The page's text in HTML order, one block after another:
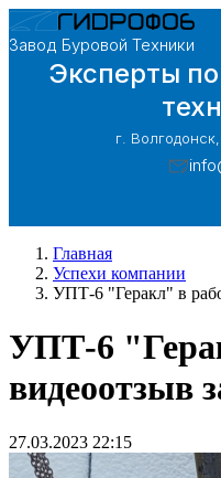
Завод Буровой Техники
Эксперты
г.
Главная
Успехи компании
УПТ-6 "Геракл" в
УПТ-6
видеоотзыв
27.03.2023 22:15